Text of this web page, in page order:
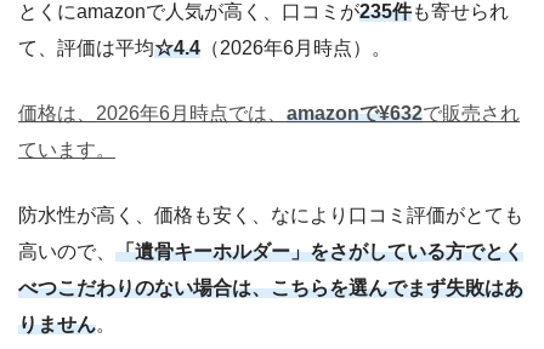
とくにamazonで人気が高く、口コミが235件も寄せられ
て、評価は平均☆4.4 （2026年6月時点）。
価格は、2026年6月時点では、 amazonで¥632で販売され
ています。
防水性が高く、価格も安く、なにより口コミ評価がとても
高いので、 「遺骨キーホルダー」をさがしている方でとく
べつこだわりのない場合は、こちらを選んでまず失敗はあ
りません。